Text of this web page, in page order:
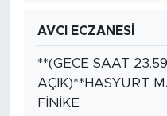
AVCI ECZANESİ
**(GECE SAAT
AÇIK)**HASYURT
FİNİKE